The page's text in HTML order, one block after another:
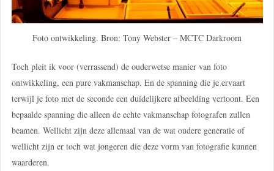
Foto ontwikkeling. Bron: Tony Webster – MCTC Darkroom
Toch pleit ik voor (verrassend) de ouderwetse manier van foto
ontwikkeling, een pure vakmanschap. En de spanning die je ervaart
terwijl je foto met de seconde een duidelijkere afbeelding vertoont. Een
bepaalde spanning die alleen de echte vakmanschap fotografen zullen
beamen. Wellicht zijn deze allemaal van de wat oudere generatie of
wellicht zijn er toch wat jongeren die deze vorm van fotografie kunnen
waarderen.